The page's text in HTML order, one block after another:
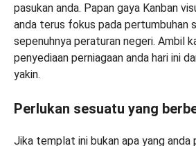
pasukan anda. Papan gaya Kanban
anda terus fokus pada pertumbuhan
sepenuhnya peraturan negeri. Ambil
penyediaan perniagaan anda hari ini
yakin.
Perlukan sesuatu yang
Jika templat ini bukan apa yang anda